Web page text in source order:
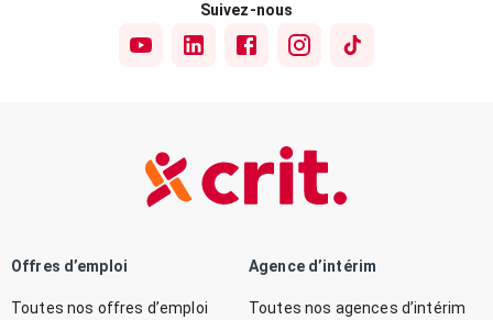
Suivez-nous
Offres d’emploi
Toutes nos offres d’emploi
Agence d’intérim
Toutes nos agences d’intérim